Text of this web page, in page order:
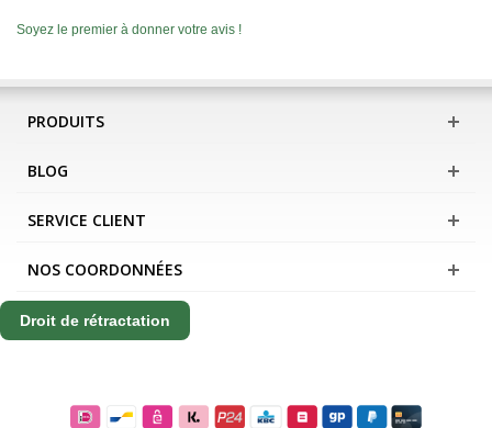
Soyez le premier à donner votre avis !
PRODUITS
BLOG
SERVICE CLIENT
NOS COORDONNÉES
Droit de rétractation